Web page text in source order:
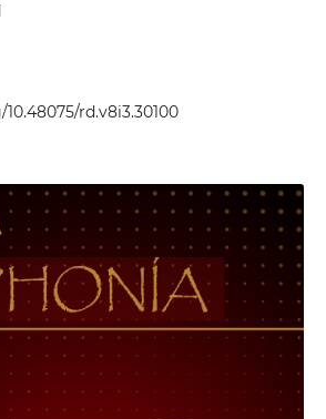
rd.v8i3.30100